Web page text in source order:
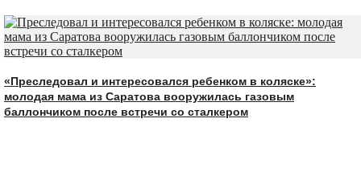
«Преследовал и интересовался ребенком в коляске»:
молодая мама из Саратова вооружилась газовым
баллончиком после встречи со сталкером